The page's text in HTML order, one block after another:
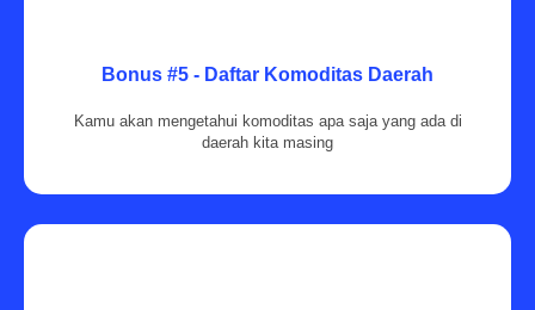
Bonus #5 - Daftar Komoditas Daerah
Kamu akan mengetahui komoditas apa saja yang ada di
daerah kita masing